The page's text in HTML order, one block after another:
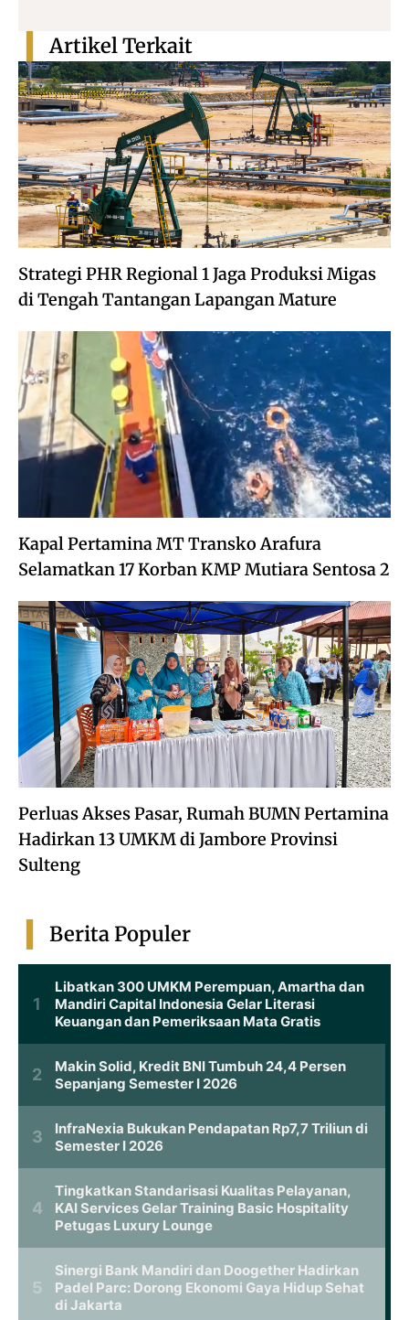
Strategi PHR Regional 1 Jaga Produksi Migas
di Tengah Tantangan Lapangan Mature
Kapal Pertamina MT Transko Arafura
Selamatkan 17 Korban KMP Mutiara Sentosa 2
Perluas Akses Pasar, Rumah BUMN Pertamina
Hadirkan 13 UMKM di Jambore Provinsi
Sulteng
Artikel Terkait
Berita Populer